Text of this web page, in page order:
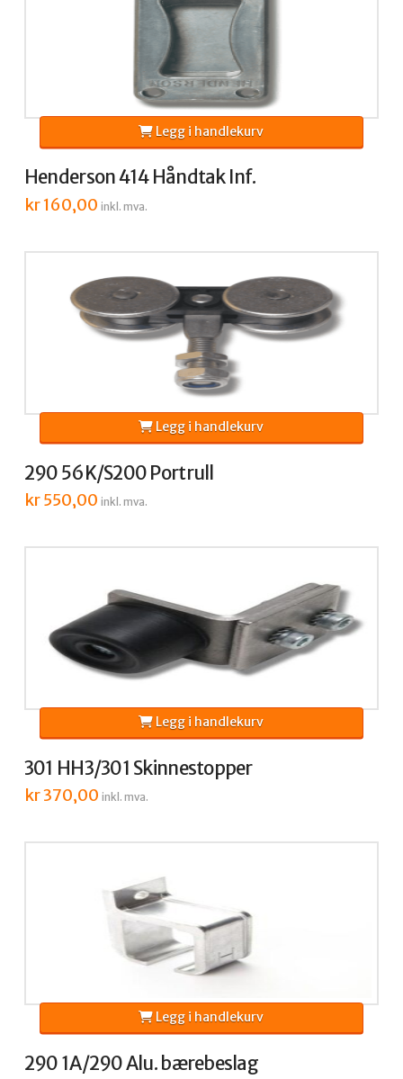
Henderson 414 Håndtak Inf.
kr160,00 inkl. mva.
Legg i handlekurv
290 56K/S200 Portrull
kr550,00 inkl. mva.
Legg i handlekurv
301 HH3/301 Skinnestopper
kr370,00 inkl. mva.
Legg i handlekurv
290 1A/290 Alu. bærebeslag
Legg i handlekurv